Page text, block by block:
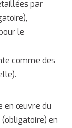
par
le
comme des
en œuvre du
en